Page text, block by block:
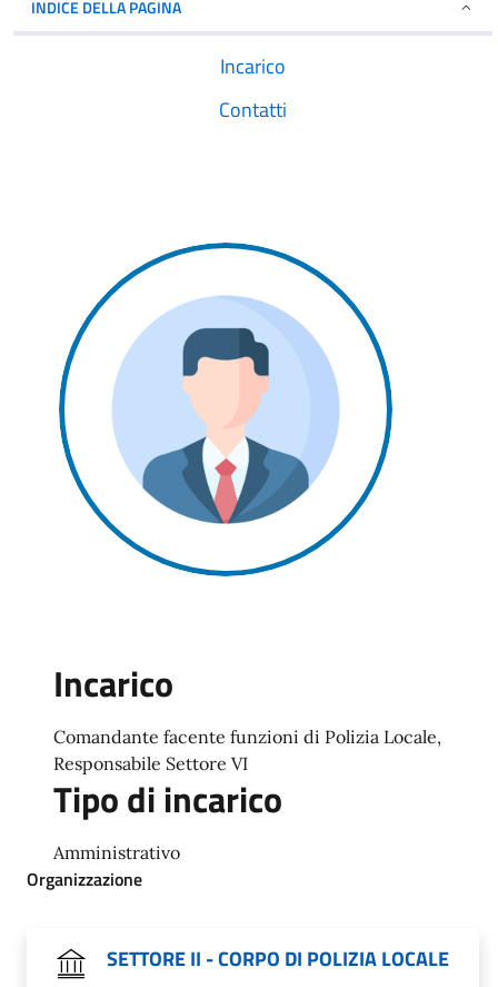
INDICE DELLA PAGINA
Incarico
Contatti
Incarico
Comandante facente funzioni di Polizia Locale,
Responsabile Settore VI
Tipo di incarico
Amministrativo
Organizzazione
SETTORE II - CORPO DI POLIZIA LOCALE